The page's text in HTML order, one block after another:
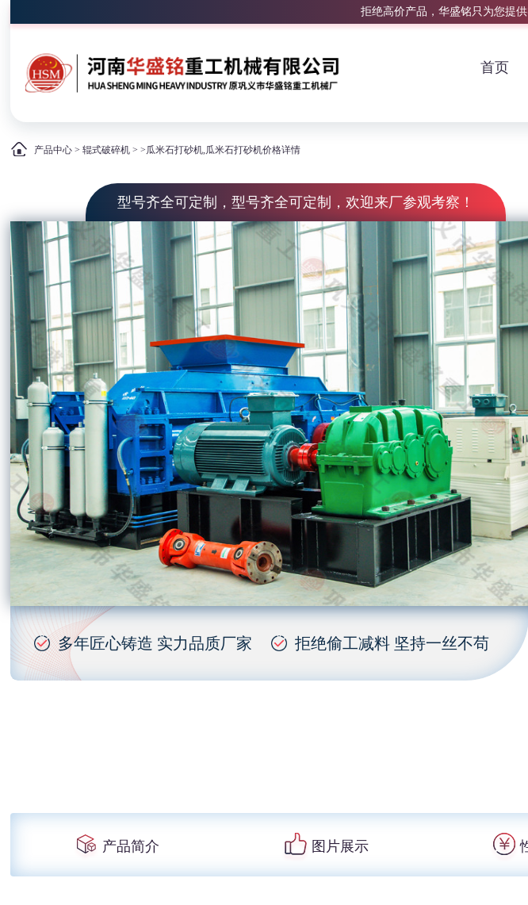
拒绝高价产品，华盛铭只为您提
首页
产品中心 >辊式破碎机 > >瓜米石打砂机,瓜米石打砂机价格详情
型号齐全可定制，型号齐全可定制，欢迎来厂参观考察！
多年匠心铸造 实力品质厂家 拒绝偷工减料 坚持一丝不苟
产品简介 图片展示